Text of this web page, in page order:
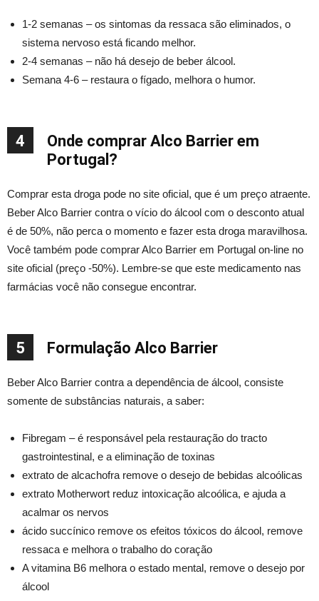
1-2 semanas – os sintomas da ressaca são eliminados, o
sistema nervoso está ficando melhor.
2-4 semanas – não há desejo de beber álcool.
Semana 4-6 – restaura o fígado, melhora o humor.
4
Onde comprar Alco Barrier em
Portugal?
Comprar esta droga pode no site oficial, que é um preço atraente.
Beber Alco Barrier contra o vício do álcool com o desconto atual
é de 50%, não perca o momento e fazer esta droga maravilhosa.
Você também pode comprar Alco Barrier em Portugal on-line no
site oficial (preço -50%). Lembre-se que este medicamento nas
farmácias você não consegue encontrar.
5 Formulação Alco Barrier
Beber Alco Barrier contra a dependência de álcool, consiste
somente de substâncias naturais, a saber:
Fibregam – é responsável pela restauração do tracto
gastrointestinal, e a eliminação de toxinas
extrato de alcachofra remove o desejo de bebidas alcoólicas
extrato Motherwort reduz intoxicação alcoólica, e ajuda a
acalmar os nervos
ácido succínico remove os efeitos tóxicos do álcool, remove
ressaca e melhora o trabalho do coração
A vitamina B6 melhora o estado mental, remove o desejo por
álcool